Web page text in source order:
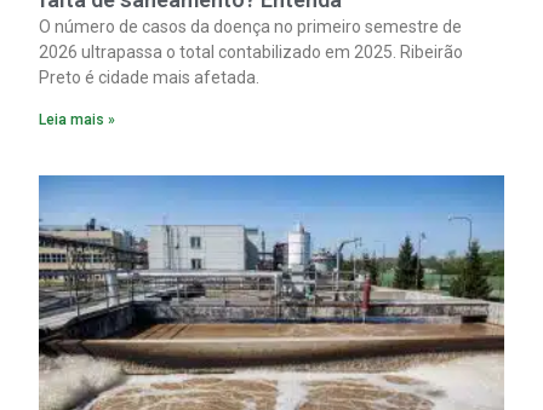
O número de casos da doença no primeiro semestre de
2026 ultrapassa o total contabilizado em 2025. Ribeirão
Preto é cidade mais afetada.
Leia mais »